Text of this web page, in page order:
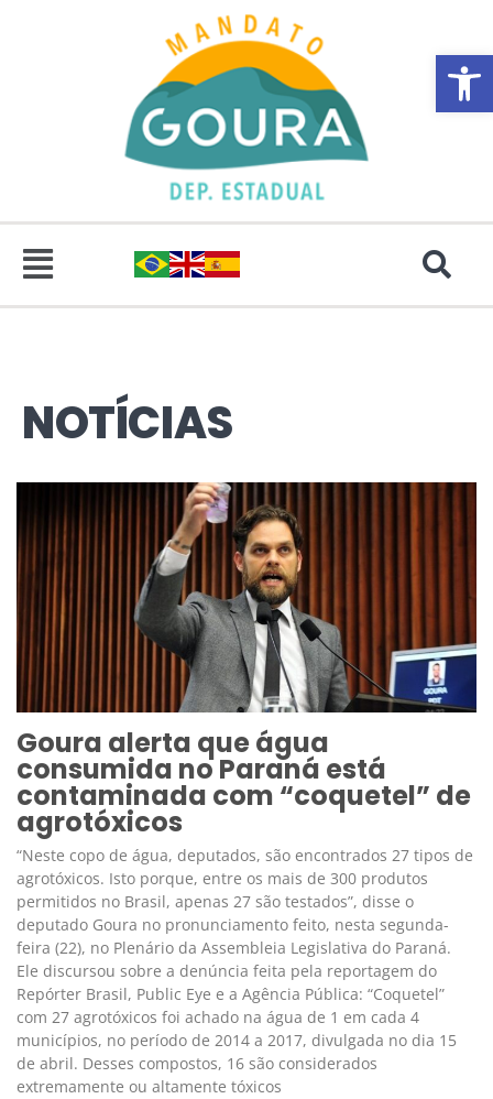
Abrir
NOTÍCIAS
Goura alerta que água
consumida no Paraná está
contaminada com “coquetel” de
agrotóxicos
“Neste copo de água, deputados, são encontrados 27 tipos de
agrotóxicos. Isto porque, entre os mais de 300 produtos
permitidos no Brasil, apenas 27 são testados”, disse o
deputado Goura no pronunciamento feito, nesta segunda-
feira (22), no Plenário da Assembleia Legislativa do Paraná.
Ele discursou sobre a denúncia feita pela reportagem do
Repórter Brasil, Public Eye e a Agência Pública: “Coquetel”
com 27 agrotóxicos foi achado na água de 1 em cada 4
municípios, no período de 2014 a 2017, divulgada no dia 15
de abril. Desses compostos, 16 são considerados
extremamente ou altamente tóxicos